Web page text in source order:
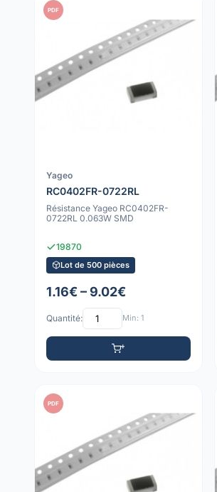
PDF
Yageo
RC0402FR-0722RL
Résistance Yageo RC0402FR-
0722RL 0.063W SMD
19870
Lot de 500 pièces
1.16€ – 9.02€
Quantité: Min: 1
PDF